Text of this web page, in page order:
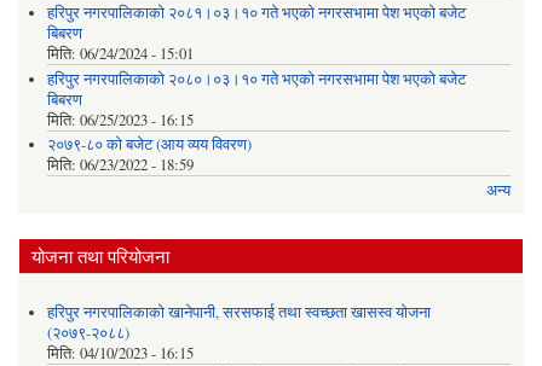
हरिपुर नगरपालिकाको २०८१।०३।१० गते भएको नगरसभामा पेश भएको बजेट
बिबरण
मिति: 06/24/2024 - 15:01
हरिपुर नगरपालिकाको २०८०।०३।१० गते भएको नगरसभामा पेश भएको बजेट
बिबरण
मिति: 06/25/2023 - 16:15
२०७९-८० को बजेट (आय व्यय विवरण)
मिति: 06/23/2022 - 18:59
अन्य
योजना तथा परियोजना
हरिपुर नगरपालिकाको खानेपानी, सरसफाई तथा स्वच्छता खासस्व योजना
(२०७९-२०८८)
मिति: 04/10/2023 - 16:15